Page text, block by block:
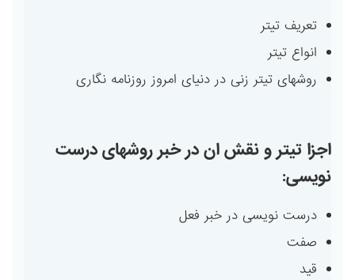
تعریف تیتر
انواع تیتر
روشهای تیتر زنی در دنیای امروز روزنامه نگاری
اجزا تیتر و نقش ان در خبر روشهای درست
نویسی:
درست نویسی در خبر فعل
صفت
قید